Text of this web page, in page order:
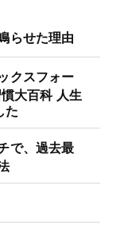
らせた理由
クスフォー
大百科 人生
た
で、過去最